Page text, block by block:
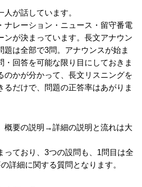
が話しています。
ナレーション・ニュース・留守番電
ンが決まっています。長文アナウン
題は全部で3問。アナウンスが始ま
・回答を可能な限り目にしておきま
のかが分かって、長文リスニングを
るだけで、問題の正答率はあがりま
概要の説明→詳細の説明と流れは大
っており、3つの設問も、1問目は全
詳細に関する質問となります。